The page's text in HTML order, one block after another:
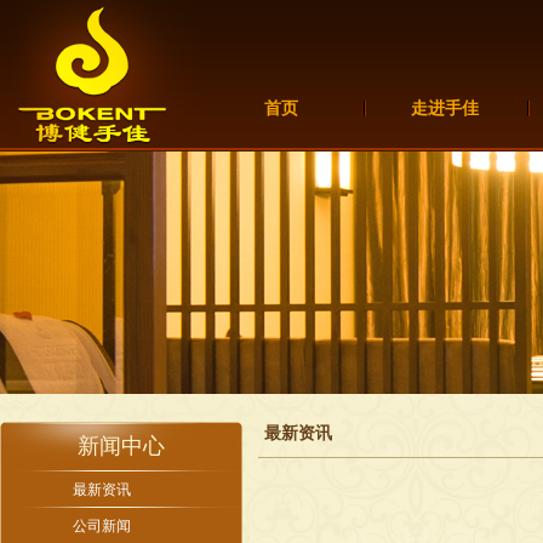
首页 走进手佳
新闻中心
最新资讯
公司新闻
最新资讯